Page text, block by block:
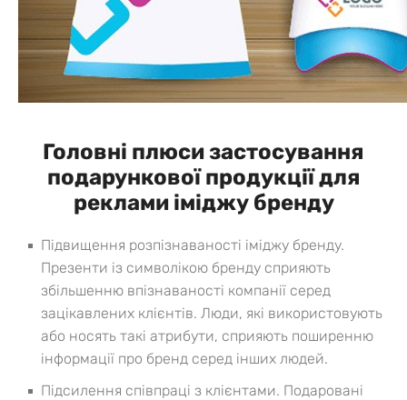
Головні плюси застосування
подарункової продукції для
реклами іміджу бренду
Підвищення розпізнаваності іміджу бренду.
Презенти із символікою бренду сприяють
збільшенню впізнаваності компанії серед
зацікавлених клієнтів. Люди, які використовують
або носять такі атрибути, сприяють поширенню
інформації про бренд серед інших людей.
Підсилення співпраці з клієнтами. Подаровані